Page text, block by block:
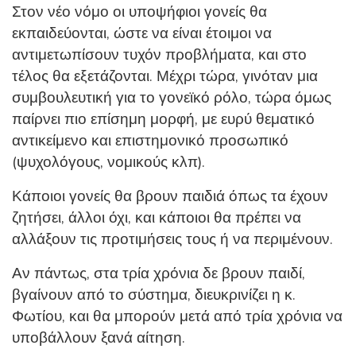
Στον νέο νόμο οι υποψήφιοι γονείς θα
εκπαιδεύονται, ώστε να είναι έτοιμοι να
αντιμετωπίσουν τυχόν προβλήματα, και στο
τέλος θα εξετάζονται. Μέχρι τώρα, γινόταν μια
συμβουλευτική για το γονεϊκό ρόλο, τώρα όμως
παίρνει πιο επίσημη μορφή, με ευρύ θεματικό
αντικείμενο και επιστημονικό προσωπικό
(ψυχολόγους, νομικούς κλπ).
Κάποιοι γονείς θα βρουν παιδιά όπως τα έχουν
ζητήσει, άλλοι όχι, και κάποιοι θα πρέπει να
αλλάξουν τις προτιμήσεις τους ή να περιμένουν.
Αν πάντως, στα τρία χρόνια δε βρουν παιδί,
βγαίνουν από το σύστημα, διευκρινίζει η κ.
Φωτίου, και θα μπορούν μετά από τρία χρόνια να
υποβάλλουν ξανά αίτηση.